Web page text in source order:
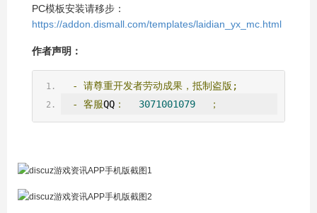
PC模板安装请移步：
https://addon.dismall.com/templates/laidian_yx_mc.html
作者声明：
-
请尊重开发者劳动成果，抵制盗版;
-
客服QQ： 3071001079 ；